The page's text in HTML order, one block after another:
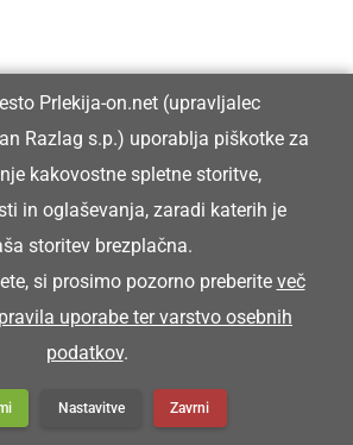
Prlekija-on.net (upravljalec
Razlag s.p.) uporablja piškotke za
kakovostne spletne storitve,
in oglaševanja, zaradi katerih je
storitev brezplačna.
si prosimo pozorno preberite več
pravila uporabe ter varstvo osebnih
podatkov.
Nastavitve Zavrni